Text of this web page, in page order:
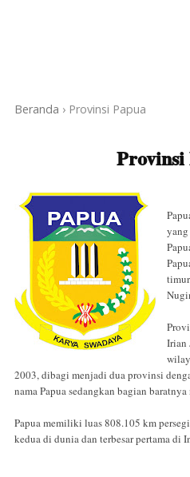
Beranda › Provinsi Papua
Provinsi
Irian
2003, dibagi menjadi dua provinsi
nama Papua sedangkan bagian
Papua memiliki luas 808.105 km
kedua di dunia dan terbesar pertama di